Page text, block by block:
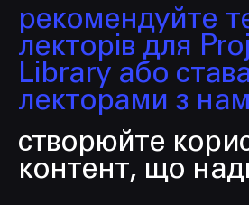
рекомендуйте
лекторів для
Library або
лекторами з
створюйте
контент, що